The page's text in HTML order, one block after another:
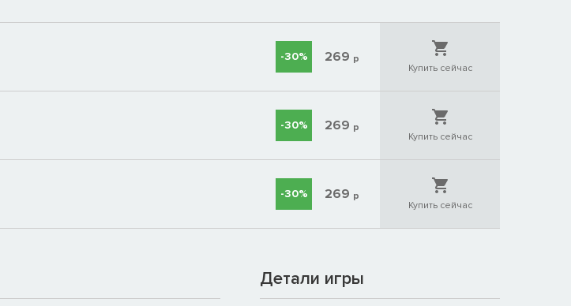
-30% 269 р
Купить сейчас
-30% 269 р
Купить сейчас
-30% 269 р
Купить сейчас
Детали игры